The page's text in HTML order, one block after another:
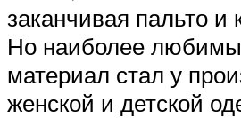
заканчивая пальто и
Но наиболее
материал стал у
женской и детской